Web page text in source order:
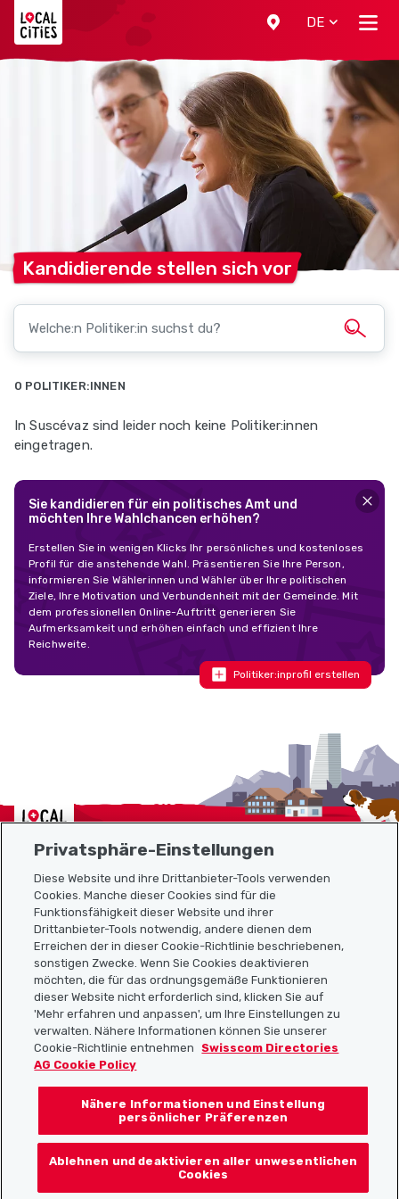
DE
Kandidierende stellen sich vor
0 POLITIKER:INNEN
In Suscévaz sind leider noch keine Politiker:innen
eingetragen.
Sie kandidieren für ein politisches Amt und
möchten Ihre Wahlchancen erhöhen?
Erstellen Sie in wenigen Klicks Ihr persönliches und kostenloses
Profil für die anstehende Wahl. Präsentieren Sie Ihre Person,
informieren Sie Wählerinnen und Wähler über Ihre politischen
Ziele, Ihre Motivation und Verbundenheit mit der Gemeinde. Mit
dem professionellen Online-Auftritt generieren Sie
Aufmerksamkeit und erhöhen einfach und effizient Ihre
Reichweite.
Politiker:inprofil erstellen
Localcities
Sitemap
Nützliche Links
Localcities App herunterladen
Folgt uns auf:
Privatsphäre-Einstellungen
Diese Website und ihre Drittanbieter-Tools verwenden
Cookies. Manche dieser Cookies sind für die
Funktionsfähigkeit dieser Website und ihrer
Drittanbieter-Tools notwendig, andere dienen dem
Erreichen der in dieser Cookie-Richtlinie beschriebenen,
sonstigen Zwecke. Wenn Sie Cookies deaktivieren
möchten, die für das ordnungsgemäße Funktionieren
dieser Website nicht erforderlich sind, klicken Sie auf
'Mehr erfahren und anpassen', um Ihre Einstellungen zu
verwalten. Nähere Informationen können Sie unserer
Cookie-Richtlinie entnehmen
Swisscom Directories
AG Cookie Policy
Nähere Informationen und Einstellung
persönlicher Präferenzen
Ablehnen und deaktivieren aller unwesentlichen
Cookies